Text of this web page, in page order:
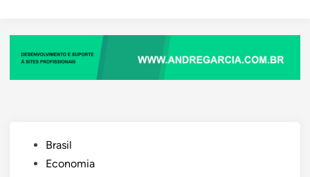
PostedBrasil
Economia